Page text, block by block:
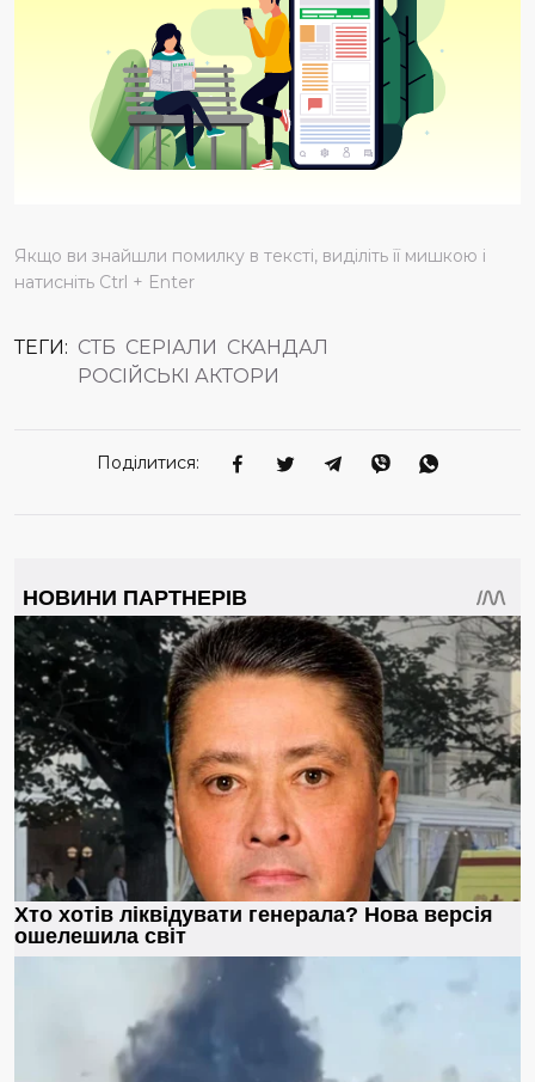
Якщо ви знайшли помилку в тексті, виділіть її мишкою і
натисніть Ctrl + Enter
ТЕГИ: СТБ СЕРІАЛИ СКАНДАЛ
РОСІЙСЬКІ АКТОРИ
Поділитися: